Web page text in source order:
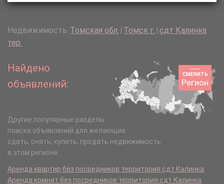
Недвижимость: Томская обл. Томск г. сдт Калинка
тер.
СМЕНИТЬ
Регион
Найдено
объявлений:
Другие популярные разделы
поиска объявлений для желающих
сдать, снять, купить, продать недвижимость
в этом регионе:
Аренда квартир без посредников территория сдт Калинка
Аренда комнат без посредников территория сдт Калинка